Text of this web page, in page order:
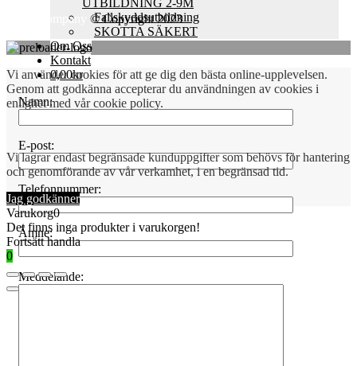
UTBILDNING 2-9M
Fallskyddsutbildning
SKOTTA SÄKERT
Om Oss
Kontakt
0,00kr
Namn:
E-post:
Telefonnummer:
Ämne:
Meddelande:
Skills Company © Copyright 2023
Vi använder cookies för att ge dig den bästa online-upplevelsen.
Genom att godkänna accepterar du användningen av cookies i
enlighet med vår cookie policy.
Vi lagrar endast begränsade kunduppgifter som behövs för hantering
och genomförande av vår verkamhet, i en begränsad tid.
Jag godkänner
Varukorg0
Det finns inga produkter i varukorgen!
Fortsätt handla
0